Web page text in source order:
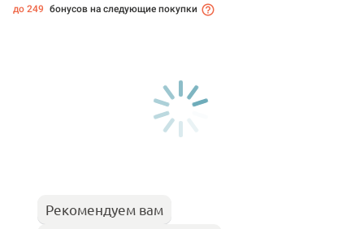
до 249 бонусов на следующие покупки
Рекомендуем вам